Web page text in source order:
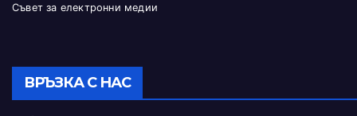
Съвет за електронни медии
ВРЪЗКА С НАС